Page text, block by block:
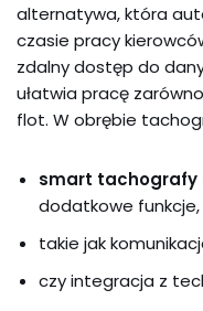
alternatywa, która
czasie pracy
zdalny dostęp do
ułatwia pracę
flot. W obrębie
smart tachografy
dodatkowe funkcje,
takie jak
czy integracja z